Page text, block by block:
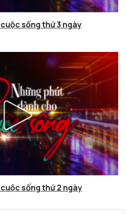
sống thứ 3 ngày
sống thứ 2 ngày